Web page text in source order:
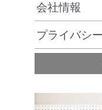
会社情報
プライバシ